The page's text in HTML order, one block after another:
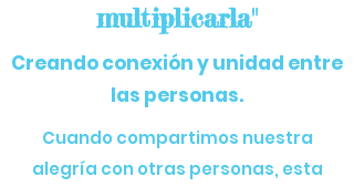
multiplicarla"
Creando conexión y unidad entre
las personas.
Cuando compartimos nuestra
alegría con otras personas, esta